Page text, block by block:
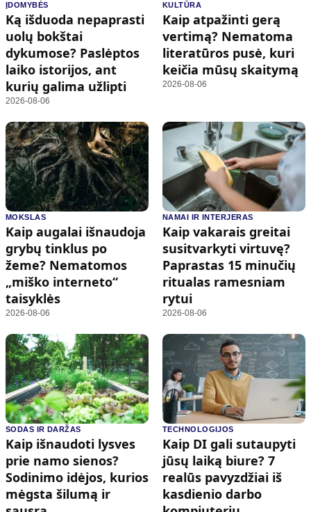
ĮDOMYBĖS
Ką išduoda nepaprasti
uolų bokštai
dykumose? Paslėptos
laiko istorijos, ant
kurių galima užlipti
2026-08-06
KULTŪRA
Kaip atpažinti gerą
vertimą? Nematoma
literatūros pusė, kuri
keičia mūsų skaitymą
2026-08-06
MOKSLAS
Kaip augalai išnaudoja
grybų tinklus po
žeme? Nematomos
„miško interneto“
taisyklės
2026-08-06
NAMAI IR INTERJERAS
Kaip vakarais greitai
susitvarkyti virtuvę?
Paprastas 15 minučių
ritualas ramesniam
rytui
2026-08-06
SODAS IR DARŽAS
Kaip išnaudoti lysves
prie namo sienos?
Sodinimo idėjos, kurios
mėgsta šilumą ir
TECHNOLOGIJOS
Kaip DI gali sutaupyti
jūsų laiką biure? 7
realūs pavyzdžiai iš
kasdienio darbo